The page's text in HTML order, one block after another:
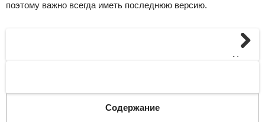
поэтому важно всегда иметь последнюю версию.
Next
Содержание